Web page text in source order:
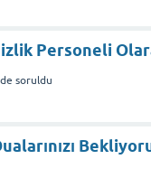
Personeli
soruldu